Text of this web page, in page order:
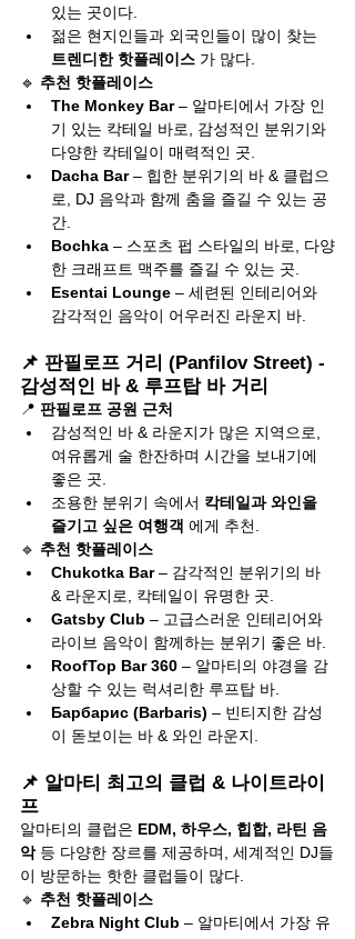
있는 곳이다.
젊은 현지인들과 외국인들이 많이 찾는
트렌디한 핫플레이스 가 많다.
🔹 추천 핫플레이스
The Monkey Bar – 알마티에서 가장 인
기 있는 칵테일 바로, 감성적인 분위기와
다양한 칵테일이 매력적인 곳.
Dacha Bar – 힙한 분위기의 바 & 클럽으
로, DJ 음악과 함께 춤을 즐길 수 있는 공
간.
Bochka – 스포츠 펍 스타일의 바로, 다양
한 크래프트 맥주를 즐길 수 있는 곳.
Esentai Lounge – 세련된 인테리어와
감각적인 음악이 어우러진 라운지 바.
📌 판필로프 거리 (Panfilov Street) -
감성적인 바 & 루프탑 바 거리
📍 판필로프 공원 근처
감성적인 바 & 라운지가 많은 지역으로,
여유롭게 술 한잔하며 시간을 보내기에
좋은 곳.
조용한 분위기 속에서 칵테일과 와인을
즐기고 싶은 여행객 에게 추천.
🔹 추천 핫플레이스
Chukotka Bar – 감각적인 분위기의 바
& 라운지로, 칵테일이 유명한 곳.
Gatsby Club – 고급스러운 인테리어와
라이브 음악이 함께하는 분위기 좋은 바.
RoofTop Bar 360 – 알마티의 야경을 감
상할 수 있는 럭셔리한 루프탑 바.
Барбарис (Barbaris) – 빈티지한 감성
이 돋보이는 바 & 와인 라운지.
📌 알마티 최고의 클럽 & 나이트라이
프
알마티의 클럽은 EDM, 하우스, 힙합, 라틴 음
악 등 다양한 장르를 제공하며, 세계적인 DJ들
이 방문하는 핫한 클럽들이 많다.
🔹 추천 핫플레이스
Zebra Night Club – 알마티에서 가장 유